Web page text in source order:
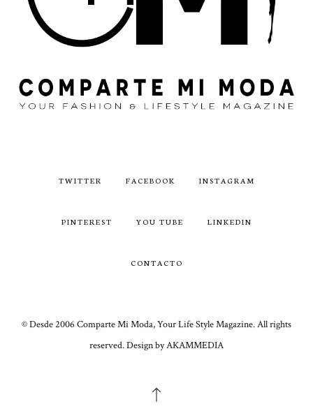
TWITTER FACEBOOK INSTAGRAM
PINTEREST YOU TUBE LINKEDIN
CONTACTO
© Desde 2006 Comparte Mi Moda, Your Life Style Magazine. All rights
reserved. Design by AKAMMEDIA